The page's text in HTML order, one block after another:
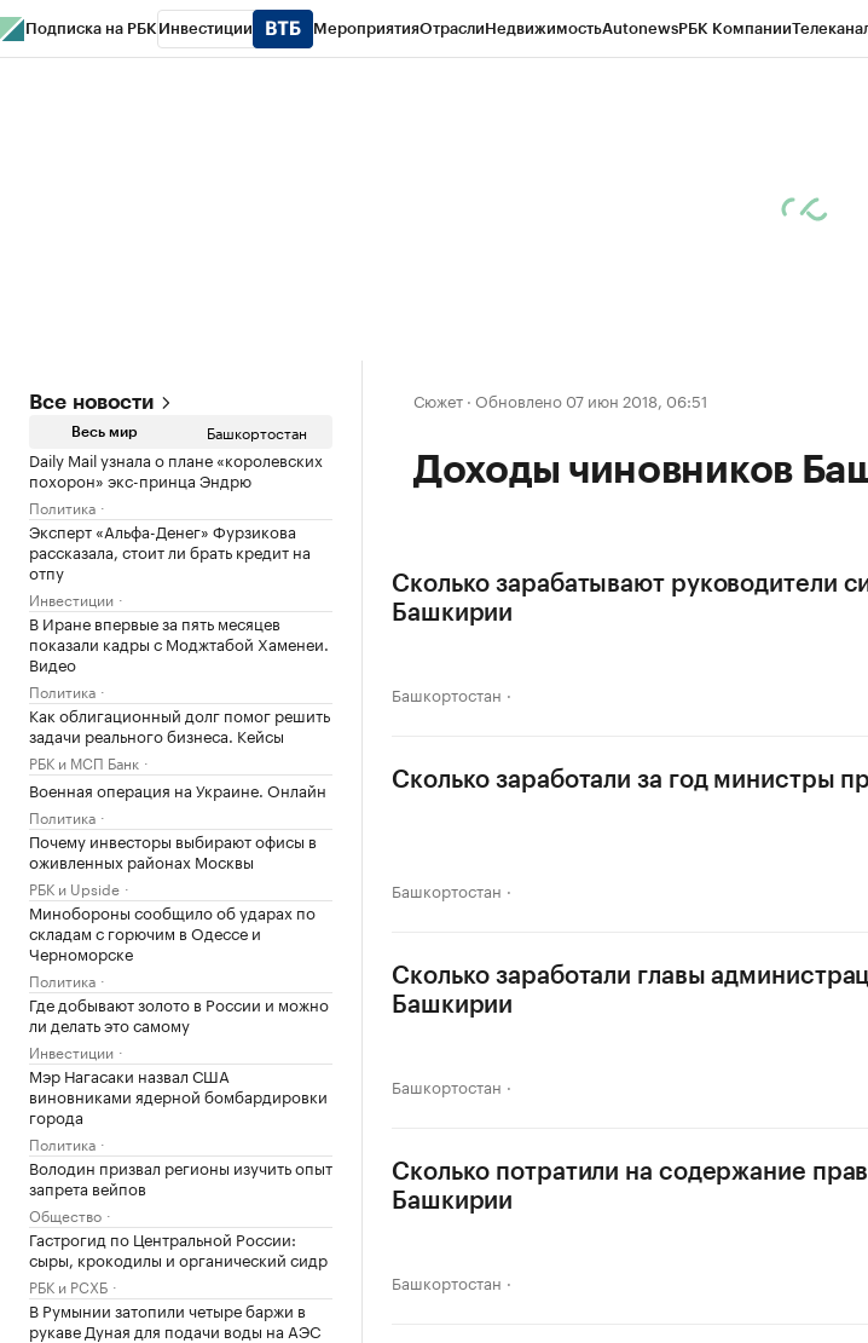
Подписка на РБК Инвестиции МероприятияОтраслиНедвижимостьAutonewsРБК Компании
Все новости
Весь мир Башкортостан
Daily Mail узнала о плане «королевских
похорон» экс-принца Эндрю
Политика
Эксперт «Альфа-Денег» Фурзикова
рассказала, стоит ли брать кредит на
отпу
Инвестиции
В Иране впервые за пять месяцев
показали кадры с Моджтабой Хаменеи.
Видео
Политика
Как облигационный долг помог решить
задачи реального бизнеса. Кейсы
РБК и МСП Банк
Военная операция на Украине. Онлайн
Политика
Почему инвесторы выбирают офисы в
оживленных районах Москвы
РБК и Upside
Минобороны сообщило об ударах по
складам с горючим в Одессе и
Черноморске
Политика
Где добывают золото в России и можно
ли делать это самому
Инвестиции
Мэр Нагасаки назвал США
виновниками ядерной бомбардировки
города
Политика
Володин призвал регионы изучить опыт
запрета вейпов
Общество
Гастрогид по Центральной России:
сыры, крокодилы и органический сидр
РБК и РСХБ
В Румынии затопили четыре баржи в
рукаве Дуная для подачи воды на АЭС
Сюжет · Обновлено 07 июн 2018, 06:51
Доходы чиновников
Сколько зарабатывают руководители
Башкирии
Башкортостан
Сколько заработали за год министры
Башкортостан
Сколько заработали главы
Башкирии
Башкортостан
Сколько потратили на содержание
Башкирии
Башкортостан